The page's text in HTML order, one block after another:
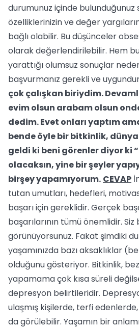
durumunuz içinde
özelliklerinizin ve değer
bağlı olabilir. Bu düşünceler
olarak değerlendirilebilir. Hem
yarattığı olumsuz sonuçlar
başvurmanız gerekli ve
çok çalışkan biriydim.
evim olsun arabam olsun
dedim. Evet onları yaptım
bende öyle bir bitkinlik,
geldi ki beni görenler diyor ki
olacaksın, yine bir şeyler
birşey yapamıyorum. CEVAP
tutan umutları, hedefleri,
başarı için gereklidir. Gerçek
başarılarının tümü önemlidir. Siz
görünüyorsunuz. Fakat şimdiki
yaşamınızda bazı aksaklıklar
olduğunu gösteriyor. Bitkinlik,
yapamama çok kısa süreli
depresyon belirtileridir.
ulaşmış kişilerde, terfi
da görülebilir. Yaşamın bir